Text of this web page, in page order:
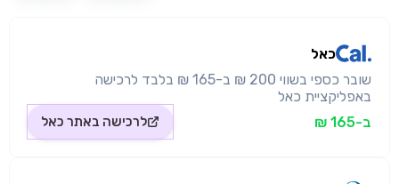
כאל
שובר כספי בשווי 200 ₪ ב-165 ₪ בלבד לרכישה
באפליקציית כאל
ב-165 ₪
לרכישה באתר כאל